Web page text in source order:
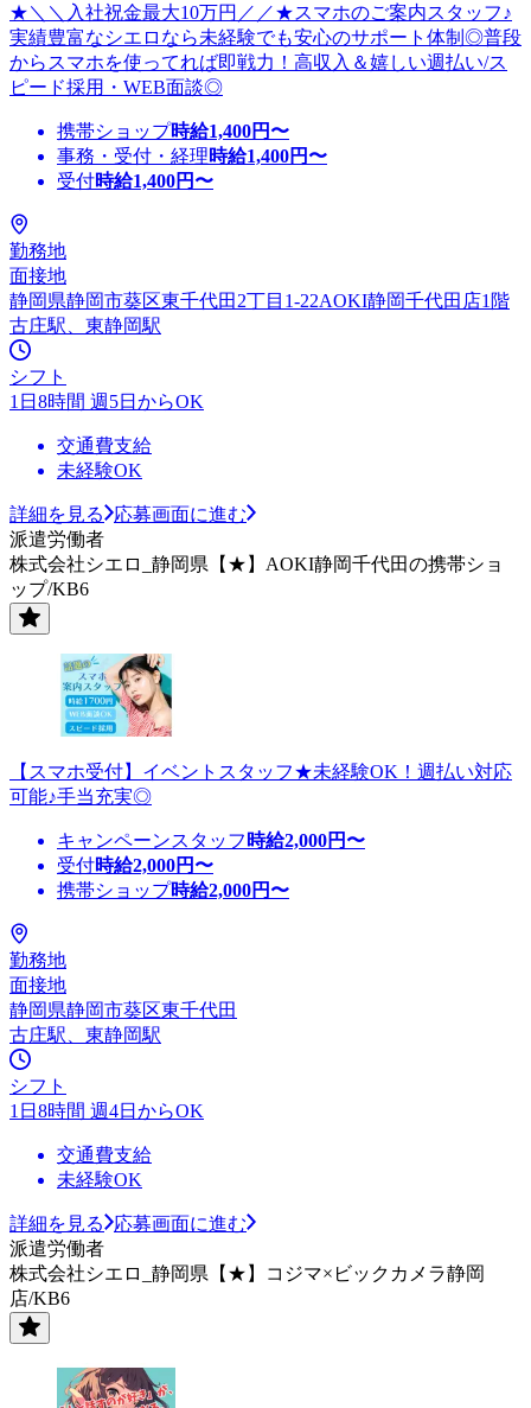
★＼＼入社祝金最大10万円／／★スマホのご案内スタッフ♪
実績豊富なシエロなら未経験でも安心のサポート体制◎普段
からスマホを使ってれば即戦力！高収入＆嬉しい週払い/ス
ピード採用・WEB面談◎
携帯ショップ時給1,400円〜
事務・受付・経理時給1,400円〜
受付時給1,400円〜
勤務地
面接地
静岡県静岡市葵区東千代田2丁目1‐22AOKI静岡千代田店1階
古庄駅、東静岡駅
シフト
1日8時間 週5日からOK
交通費支給
未経験OK
詳細を見る
応募画面に進む
派遣労働者
株式会社シエロ_静岡県【★】AOKI静岡千代田の携帯ショ
ップ/KB6
【スマホ受付】イベントスタッフ★未経験OK！週払い対応
可能♪手当充実◎
キャンペーンスタッフ 時給2,000円〜
受付時給2,000円〜
携帯ショップ時給2,000円〜
勤務地
面接地
静岡県静岡市葵区東千代田
古庄駅、東静岡駅
シフト
1日8時間 週4日からOK
交通費支給
未経験OK
詳細を見る
応募画面に進む
派遣労働者
株式会社シエロ_静岡県【★】コジマ×ビックカメラ静岡
店/KB6